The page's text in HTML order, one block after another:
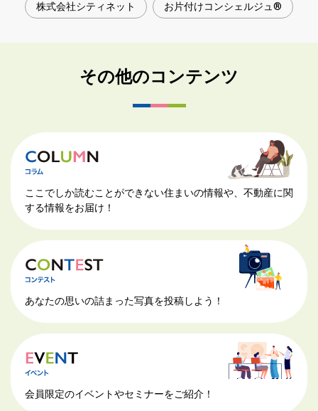
株式会社シティネット お片付けコンシェルジュ®
その他のコンテンツ
ここでしか読むことができない住まいの情報や、不動産に関
する情報をお届け！
あなたの思いの詰まった写真を投稿しよう！
会員限定のイベントやセミナーをご紹介！